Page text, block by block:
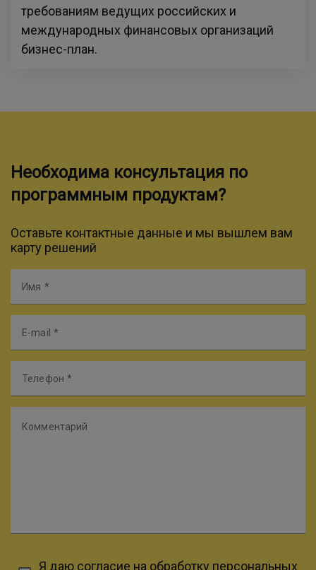
требованиям ведущих российских и
международных финансовых организаций
бизнес-план.
Необходима консультация по
программным продуктам?
Оставьте контактные данные и мы вышлем вам
карту решений
Имя
E-mail
Телефон
Комментарий
Я даю согласие на обработку персональных